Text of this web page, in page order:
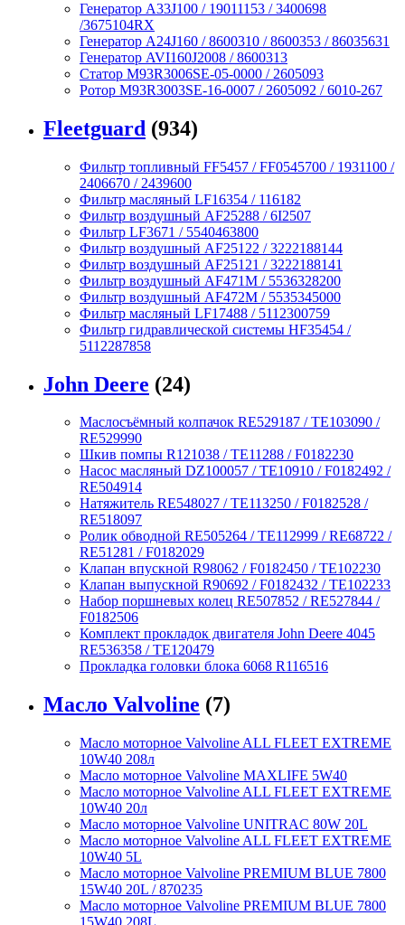
Генератор A33J100 / 19011153 / 3400698
/3675104RX
Генератор A24J160 / 8600310 / 8600353 / 86035631
Генератор AVI160J2008 / 8600313
Статор M93R3006SE-05-0000 / 2605093
Ротор M93R3003SE-16-0007 / 2605092 / 6010-267
Fleetguard (934)
Фильтр топливный FF5457 / FF0545700 / 1931100 /
2406670 / 2439600
Фильтр масляный LF16354 / 116182
Фильтр воздушный AF25288 / 6I2507
Фильтр LF3671 / 5540463800
Фильтр воздушный AF25122 / 3222188144
Фильтр воздушный AF25121 / 3222188141
Фильтр воздушный AF471M / 5536328200
Фильтр воздушный AF472M / 5535345000
Фильтр масляный LF17488 / 5112300759
Фильтр гидравлической системы HF35454 /
5112287858
John Deere (24)
Маслосъёмный колпачок RE529187 / TE103090 /
RE529990
Шкив помпы R121038 / TE11288 / F0182230
Насос масляный DZ100057 / TE10910 / F0182492 /
RE504914
Натяжитель RE548027 / TE113250 / F0182528 /
RE518097
Ролик обводной RE505264 / TE112999 / RE68722 /
RE51281 / F0182029
Клапан впускной R98062 / F0182450 / TE102230
Клапан выпускной R90692 / F0182432 / TE102233
Набор поршневых колец RE507852 / RE527844 /
F0182506
Комплект прокладок двигателя John Deere 4045
RE536358 / TE120479
Прокладка головки блока 6068 R116516
Масло Valvoline (7)
Масло моторное Valvoline ALL FLEET EXTREME
10W40 208л
Масло моторное Valvoline MAXLIFE 5W40
Масло моторное Valvoline ALL FLEET EXTREME
10W40 20л
Масло моторное Valvoline UNITRAC 80W 20L
Масло моторное Valvoline ALL FLEET EXTREME
10W40 5L
Масло моторное Valvoline PREMIUM BLUE 7800
15W40 20L / 870235
Масло моторное Valvoline PREMIUM BLUE 7800